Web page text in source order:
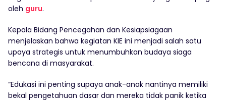
oleh guru.
Kepala Bidang Pencegahan dan Kesiapsiagaan
menjelaskan bahwa kegiatan KIE ini menjadi salah satu
upaya strategis untuk menumbuhkan budaya siaga
bencana di masyarakat.
“Edukasi ini penting supaya anak-anak nantinya memiliki
bekal pengetahuan dasar dan mereka tidak panik ketika